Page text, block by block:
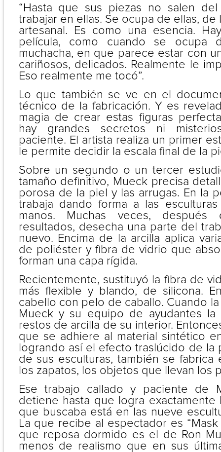
“Hasta que sus piezas no salen
trabajar en ellas. Se ocupa de ellas, de
artesanal. Es como una esencia.
película, como cuando se ocupa
muchacha, en que parece estar con
cariñosos, delicados. Realmente le
Eso realmente me tocó”.
Lo que también se ve en el
técnico de la fabricación. Y es
magia de crear estas figuras
hay grandes secretos ni
paciente. El artista realiza un primer
le permite decidir la escala final de la
Sobre un segundo o un tercer
tamaño definitivo, Mueck precisa
porosa de la piel y las arrugas. En la
trabaja dando forma a las
manos. Muchas veces,
resultados, desecha una parte del
nuevo. Encima de la arcilla aplica
de poliéster y fibra de vidrio que
forman una capa rígida.
Recientemente, sustituyó la fibra de
más flexible y blando, de silicona.
cabello con pelo de caballo. Cuando
Mueck y su equipo de ayudantes la
restos de arcilla de su interior.
que se adhiere al material sintético
logrando así el efecto traslúcido de la
de sus esculturas, también se fabrica
los zapatos, los objetos que llevan los
Ese trabajo callado y paciente de
detiene hasta que logra exactamente
que buscaba está en las nueve
La que recibe al espectador es “Mask
que reposa dormido es el de Ron
menos de realismo que en sus